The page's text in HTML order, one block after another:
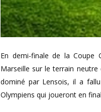
En demi-finale de la Coupe
Marseille sur le terrain
dominé par Lensois, il a
Olympiens qui joueront en